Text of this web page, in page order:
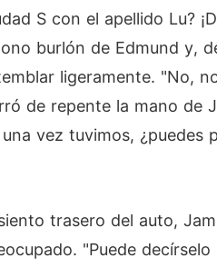
S con el apellido Lu?
burlón de Edmund y,
ligeramente. "No,
de repente la mano de
vez tuvimos,
trasero del auto,
"Puede